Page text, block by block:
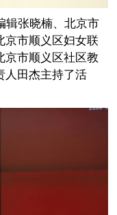
辑张晓楠、北京市
京市顺义区妇女联
京市顺义区社区教
人田杰主持了活